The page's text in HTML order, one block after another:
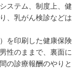
ステム、制度上、健
、乳がん検診などは
を印刷した健康保険
性のままで、裏面に
の診療報酬のやりと